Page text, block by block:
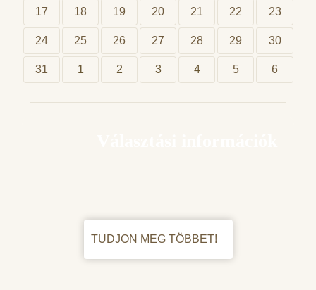
17 18 19 20 21 22 23
24 25 26 27 28 29 30
31 1 2 3 4 5 6
TUDJON MEG TÖBBET!